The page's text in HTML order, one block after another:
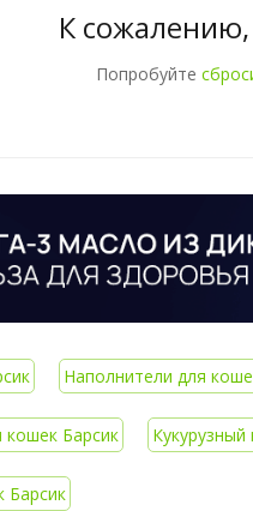
К
Попробуйте
Наполнители для
Барсик
Барсик